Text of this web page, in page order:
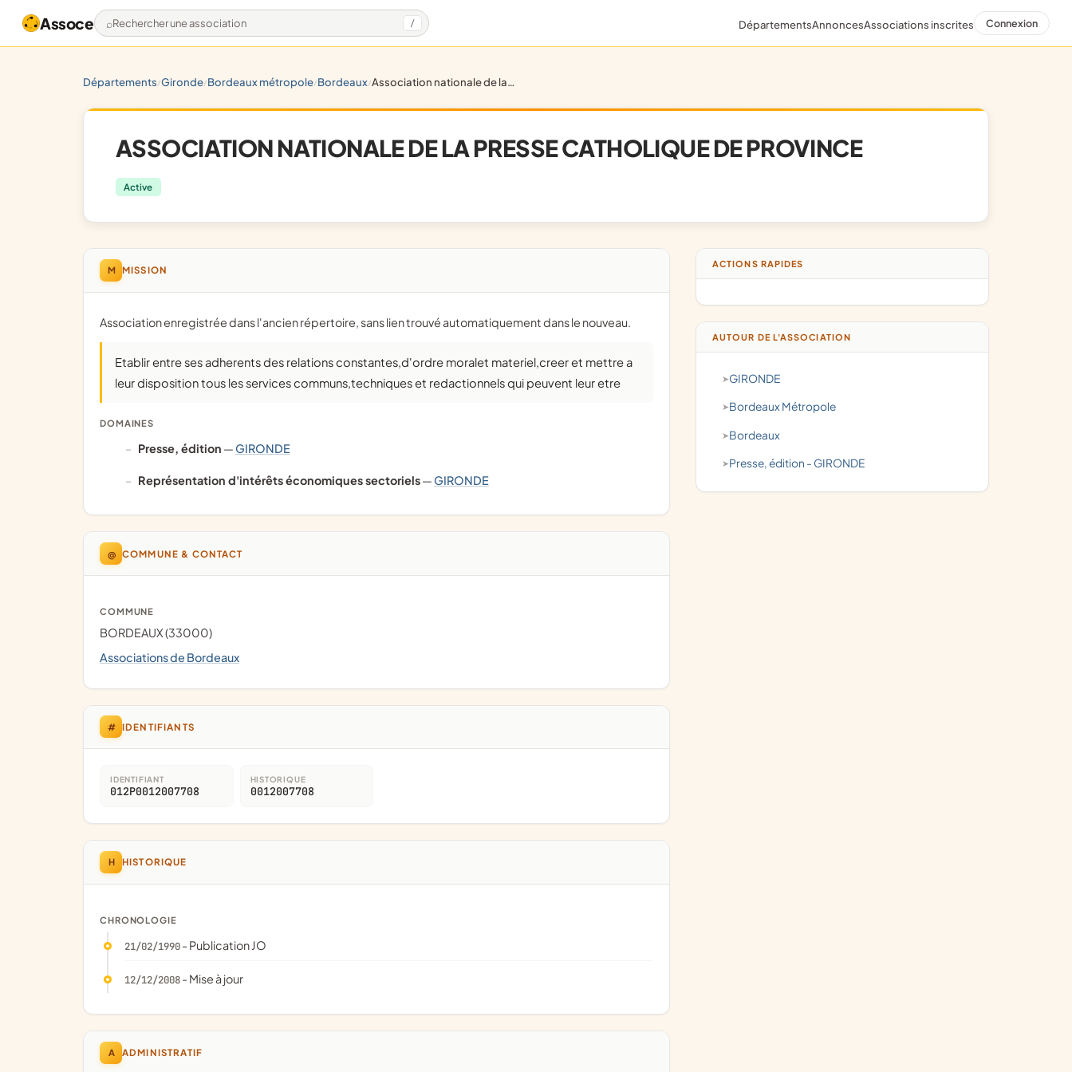
Assoce Rechercher une association / DépartementsAnnoncesAssociations inscrites Connexion
départements/ gironde/ bordeaux métropole/ bordeaux/ association nationale de la presse catholique de province
ASSOCIATION NATIONALE DE LA PRESSE CATHOLIQUE DE PROVINCE
Active
M MISSION
Association enregistrée dans l'ancien répertoire, sans lien trouvé automatiquement dans le nouveau.
Etablir entre ses adherents des relations constantes,d'ordre moralet materiel,creer et mettre a
leur disposition tous les services communs,techniques et redactionnels qui peuvent leur etre
DOMAINES
presse, édition — GIRONDE
représentation d'intérêts économiques sectoriels— GIRONDE
@ COMMUNE & CONTACT
COMMUNE
BORDEAUX (33000)
Associations de Bordeaux
# IDENTIFIANTS
IDENTIFIANT
012P0012007708
HISTORIQUE
0012007708
H HISTORIQUE
CHRONOLOGIE
21/02/1990- Publication JO
12/12/2008- Mise à jour
A ADMINISTRATIF
ACTIONS RAPIDES
AUTOUR DE L'ASSOCIATION
GIRONDE
Bordeaux Métropole
Bordeaux
presse, édition - GIRONDE